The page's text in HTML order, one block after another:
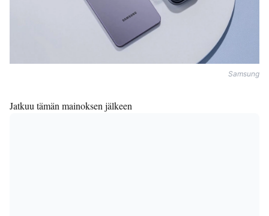
Samsung
Jatkuu tämän mainoksen jälkeen